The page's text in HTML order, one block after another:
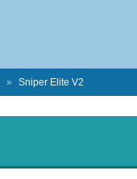
Sniper Elite V2